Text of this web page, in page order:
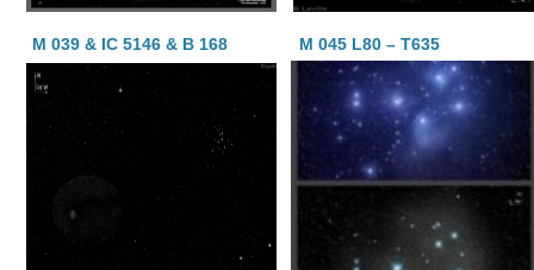
M 039 & IC 5146 & B 168 M 045 L80 – T635